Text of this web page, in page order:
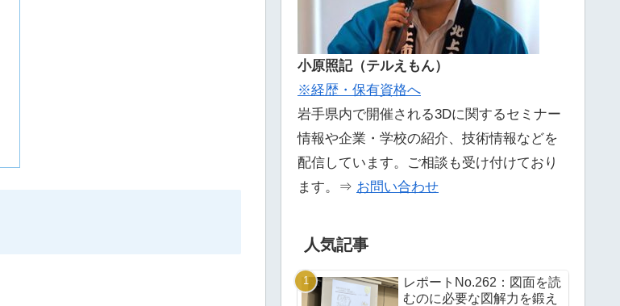
小原照記（テルえもん）
※経歴・保有資格へ
岩手県内で開催される3Dに関するセミナー
情報や企業・学校の紹介、技術情報などを
配信しています。ご相談も受け付けており
ます。⇒ お問い合わせ
人気記事
レポートNo.262：図面を読
むのに必要な図解力を鍛え